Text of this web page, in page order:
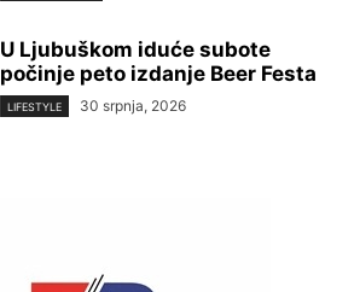
U Ljubuškom iduće subote
počinje peto izdanje Beer Festa
LIFESTYLE 30 srpnja, 2026